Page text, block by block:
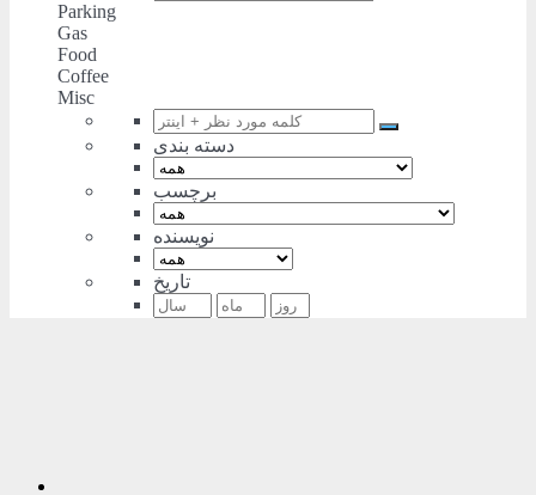
Parking
Gas
Food
Coffee
Misc
دسته بندی
برچسب
نویسنده
تاریخ